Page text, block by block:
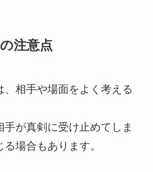
注意点
、相手や場面をよく考える
が真剣に受け止めてしま
場合もあります。